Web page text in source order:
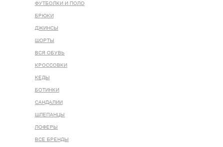
ФУТБОЛКИ И ПОЛО
БРЮКИ
ДЖИНСЫ
ШОРТЫ
ВСЯ ОБУВЬ
КРОССОВКИ
КЕДЫ
БОТИНКИ
САНДАЛИИ
ШЛЕПАНЦЫ
ЛОФЕРЫ
ВСЕ БРЕНДЫ